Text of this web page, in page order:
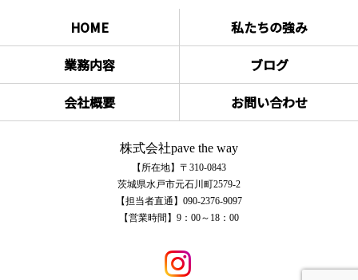
HOME
私たちの強み
業務内容
ブログ
会社概要
お問い合わせ
株式会社pave the way
【所在地】〒310-0843
茨城県水戸市元石川町2579-2
【担当者直通】090-2376-9097
【営業時間】9：00～18：00